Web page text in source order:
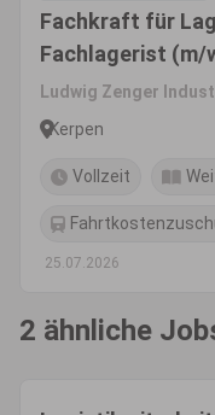
Fachkraft für
Fachlagerist (m/
Ludwig Zenger
Kerpen
Vollzeit
25.07.2026
2 ähnliche